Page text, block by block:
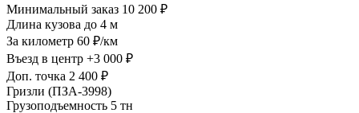
Минимальный заказ 10 200 ₽
Длина кузова до 4 м
За километр 60 ₽/км
Въезд в центр +3 000 ₽
Доп. точка 2 400 ₽
Гризли (ПЗА-3998)
Грузоподъемность 5 тн